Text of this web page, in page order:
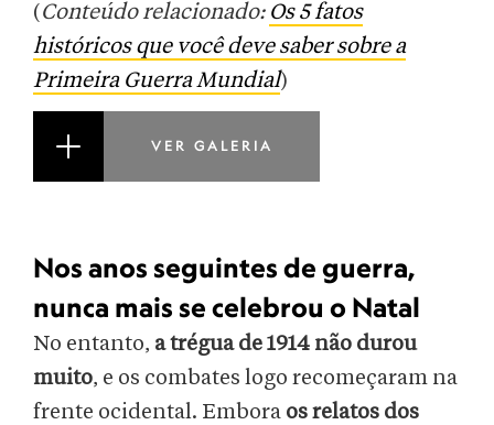
(Conteúdo relacionado: Os 5 fatos
históricos que você deve saber sobre a
Primeira Guerra Mundial)
VER GALERIA
Nos anos seguintes de guerra,
nunca mais se celebrou o Natal
No entanto, a trégua de 1914 não durou
muito, e os combates logo recomeçaram na
frente ocidental. Embora os relatos dos